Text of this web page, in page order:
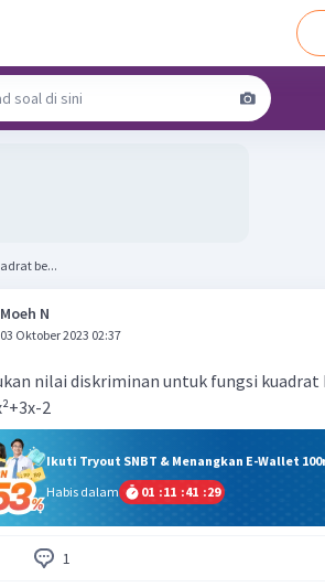
be...
Moeh N
03 Oktober 2023 02:37
nilai diskriminan untuk fungsi kuadrat
2
Ikuti Tryout SNBT & Menangkan E-Wallet
Habis dalam
01 :11 :41 :28
1